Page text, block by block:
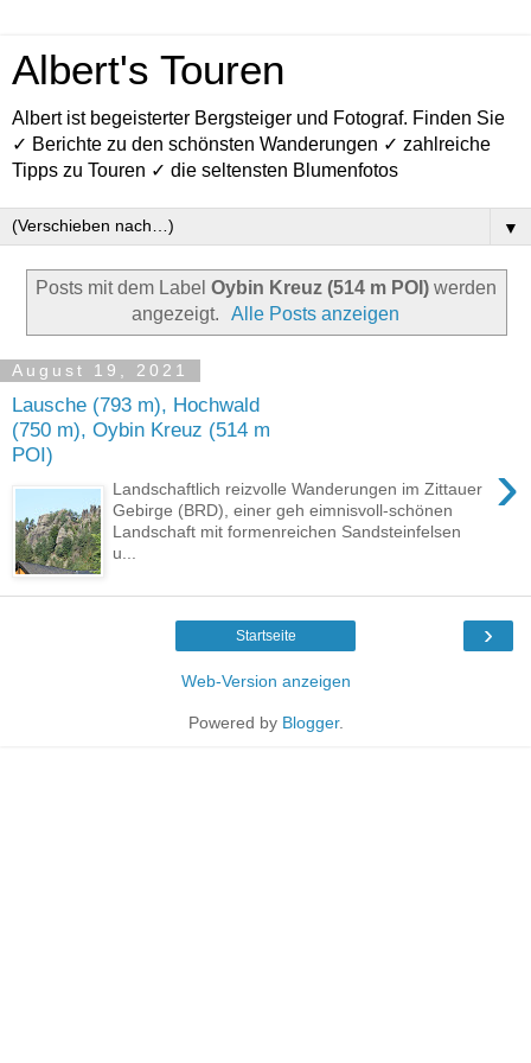
Albert's Touren
Albert ist begeisterter Bergsteiger und Fotograf. Finden Sie
✓ Berichte zu den schönsten Wanderungen ✓ zahlreiche
Tipps zu Touren ✓ die seltensten Blumenfotos
▼
Posts mit dem Label Oybin Kreuz (514 m POI)werden
angezeigt.
Alle Posts anzeigen
August 19, 2021
Lausche (793 m), Hochwald
(750 m), Oybin Kreuz (514 m
POI)
›
Landschaftlich reizvolle Wanderungen im Zittauer
Gebirge (BRD), einer geh eimnisvoll-schönen
Landschaft mit formenreichen Sandsteinfelsen
u...
›
Startseite
Web-Version anzeigen
Powered by Blogger.